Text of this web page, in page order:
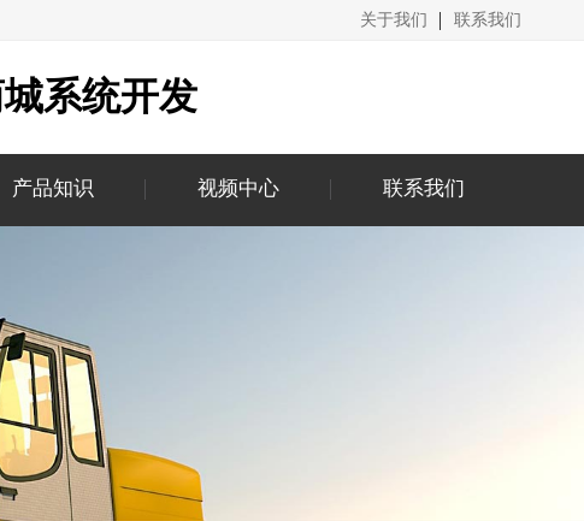
关于我们 联系我们
系统开发
产品知识 视频中心 联系我们